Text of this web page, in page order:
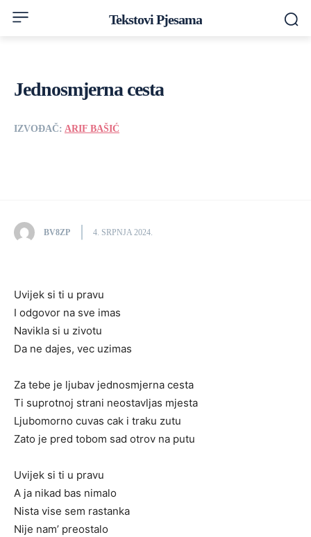
Tekstovi Pjesama
Jednosmjerna cesta
IZVOĐAČ: ARIF BAŠIĆ
BV8ZP 4. SRPNJA 2024.
Uvijek si ti u pravu
I odgovor na sve imas
Navikla si u zivotu
Da ne dajes, vec uzimas
Za tebe je ljubav jednosmjerna cesta
Ti suprotnoj strani neostavljas mjesta
Ljubomorno cuvas cak i traku zutu
Zato je pred tobom sad otrov na putu
Uvijek si ti u pravu
A ja nikad bas nimalo
Nista vise sem rastanka
Nije nam’ preostalo